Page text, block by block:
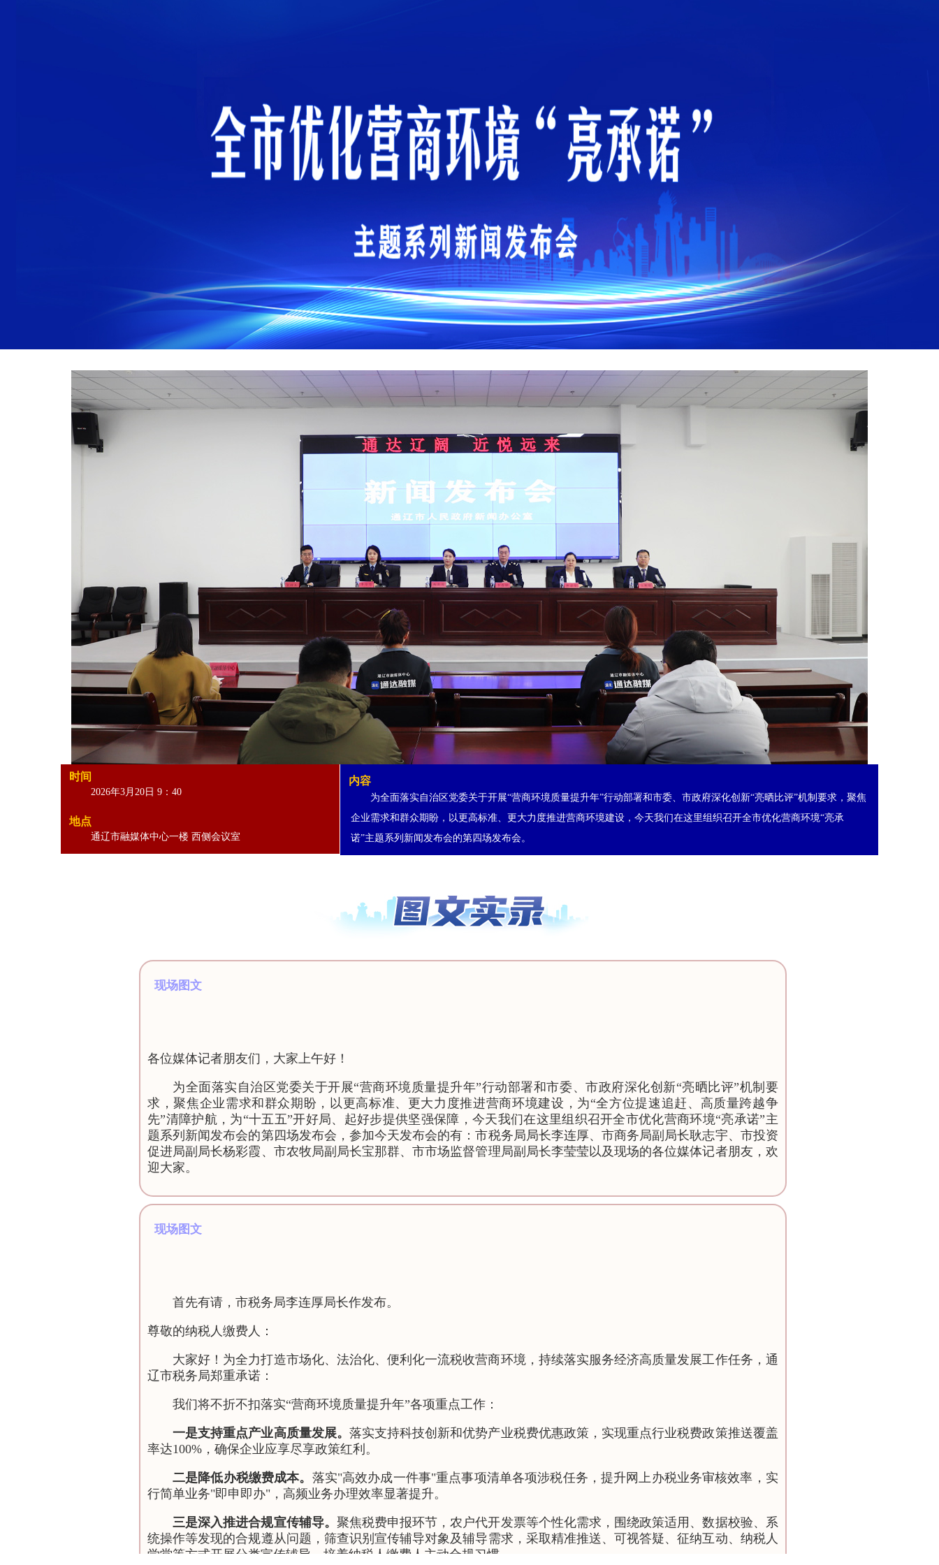
时间
2026年3月20日 9：40
地点
通辽市融媒体中心一楼 西侧会议室
内容
为全面落实自治区党委关于开展“营商环境质量提升年”行动部署和市委、市政府深化创新“亮晒比评”机制要求，聚焦
企业需求和群众期盼，以更高标准、更大力度推进营商环境建设，今天我们在这里组织召开全市优化营商环境“亮承
诺”主题系列新闻发布会的第四场发布会。
现场图文
各位媒体记者朋友们，大家上午好！
为全面落实自治区党委关于开展“营商环境质量提升年”行动部署和市委、市政府深化创新“亮晒比评”机制要
求，聚焦企业需求和群众期盼，以更高标准、更大力度推进营商环境建设，为“全方位提速追赶、高质量跨越争
先”清障护航，为“十五五”开好局、起好步提供坚强保障，今天我们在这里组织召开全市优化营商环境“亮承诺”主
题系列新闻发布会的第四场发布会，参加今天发布会的有：市税务局局长李连厚、市商务局副局长耿志宇、市投资
促进局副局长杨彩霞、市农牧局副局长宝那群、市市场监督管理局副局长李莹莹以及现场的各位媒体记者朋友，欢
迎大家。
现场图文
首先有请，市税务局李连厚局长作发布。
尊敬的纳税人缴费人：
大家好！为全力打造市场化、法治化、便利化一流税收营商环境，持续落实服务经济高质量发展工作任务，通
辽市税务局郑重承诺：
我们将不折不扣落实“营商环境质量提升年”各项重点工作：
一是支持重点产业高质量发展。 落实支持科技创新和优势产业税费优惠政策，实现重点行业税费政策推送覆盖
率达100%，确保企业应享尽享政策红利。
二是降低办税缴费成本。 落实"高效办成一件事"重点事项清单各项涉税任务，提升网上办税业务审核效率，实
行简单业务"即申即办"，高频业务办理效率显著提升。
三是深入推进合规宣传辅导。 聚焦税费申报环节，农户代开发票等个性化需求，围绕政策适用、数据校验、系
统操作等发现的合规遵从问题，筛查识别宣传辅导对象及辅导需求，采取精准推送、可视答疑、征纳互动、纳税人
学堂等方式开展分类宣传辅导，培养纳税人缴费人主动合规习惯。